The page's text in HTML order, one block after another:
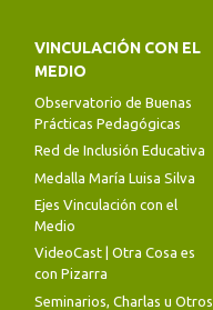
VINCULACIÓN CON EL
MEDIO
Observatorio de Buenas
Prácticas Pedagógicas
Red de Inclusión Educativa
Medalla María Luisa Silva
Ejes Vinculación con el
Medio
VideoCast | Otra Cosa es
con Pizarra
Seminarios, Charlas u Otros